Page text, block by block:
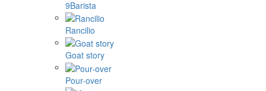
9Barista
Rancilio
Goat story
Pour-over